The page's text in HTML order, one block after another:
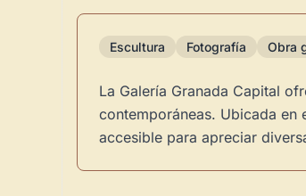
Escultura Fotografía Obra
La Galería Granada Capital
contemporáneas. Ubicada en
accesible para apreciar